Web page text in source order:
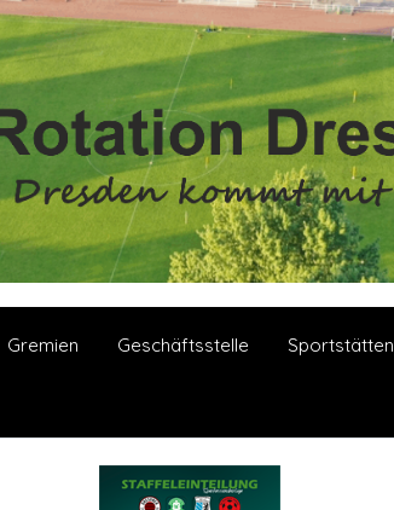
Gremien Geschäftsstelle Sportstätten